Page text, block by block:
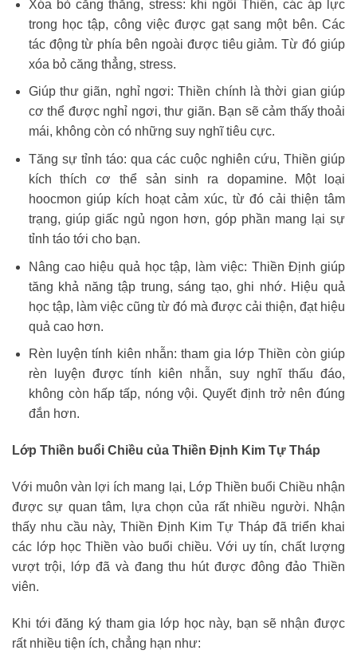
Xóa bỏ căng thẳng, stress: khi ngồi Thiền, các áp lực
trong học tập, công việc được gạt sang một bên. Các
tác động từ phía bên ngoài được tiêu giảm. Từ đó giúp
xóa bỏ căng thẳng, stress.
Giúp thư giãn, nghỉ ngơi: Thiền chính là thời gian giúp
cơ thể được nghỉ ngơi, thư giãn. Bạn sẽ cảm thấy thoải
mái, không còn có những suy nghĩ tiêu cực.
Tăng sự tỉnh táo: qua các cuộc nghiên cứu, Thiền giúp
kích thích cơ thể sản sinh ra dopamine. Một loại
hoocmon giúp kích hoạt cảm xúc, từ đó cải thiện tâm
trạng, giúp giấc ngủ ngon hơn, góp phần mang lại sự
tỉnh táo tới cho bạn.
Nâng cao hiệu quả học tập, làm việc: Thiền Định giúp
tăng khả năng tập trung, sáng tạo, ghi nhớ. Hiệu quả
học tập, làm việc cũng từ đó mà được cải thiện, đạt hiệu
quả cao hơn.
Rèn luyện tính kiên nhẫn: tham gia lớp Thiền còn giúp
rèn luyện được tính kiên nhẫn, suy nghĩ thấu đáo,
không còn hấp tấp, nóng vội. Quyết định trở nên đúng
đắn hơn.
Lớp Thiền buổi Chiều của Thiền Định Kim Tự Tháp
Với muôn vàn lợi ích mang lại, Lớp Thiền buổi Chiều nhận
được sự quan tâm, lựa chọn của rất nhiều người. Nhận
thấy nhu cầu này, Thiền Định Kim Tự Tháp đã triển khai
các lớp học Thiền vào buổi chiều. Với uy tín, chất lượng
vượt trội, lớp đã và đang thu hút được đông đảo Thiền
viên.
Khi tới đăng ký tham gia lớp học này, bạn sẽ nhận được
rất nhiều tiện ích, chẳng hạn như: